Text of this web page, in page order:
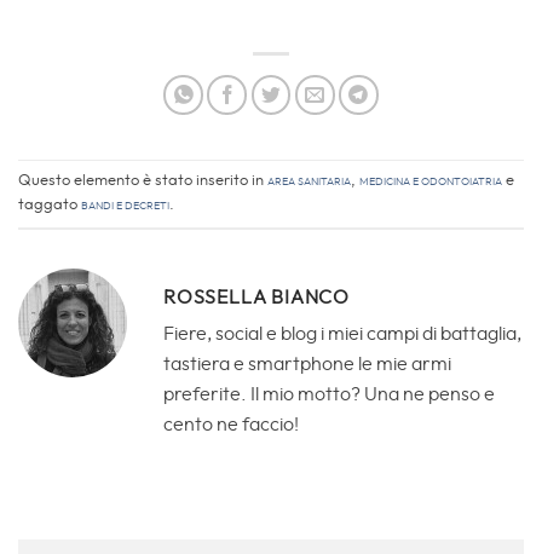
Questo elemento è stato inserito in Area sanitaria, Medicina e Odontoiatria e
taggato Bandi e Decreti.
ROSSELLA BIANCO
Fiere, social e blog i miei campi di battaglia,
tastiera e smartphone le mie armi
preferite. Il mio motto? Una ne penso e
cento ne faccio!